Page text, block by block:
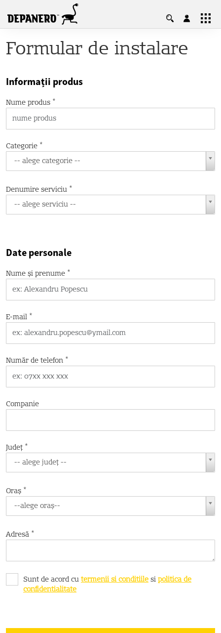
Contul tău, casa ta! Ai control total
asupra produselor și garanțiilor.
Formular de instalare
Informații produs
Nume produs *
Categorie *
-- alege categorie --
Denumire serviciu *
-- alege serviciu --
Date personale
Nume și prenume *
E-mail *
Număr de telefon *
Companie
Județ *
-- alege județ --
Oraș *
--alege oraș--
Adresă *
Sunt de acord cu termenii si conditiile si politica de
confidentialitate